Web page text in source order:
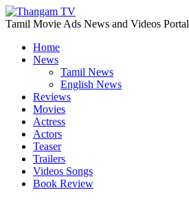
Tamil Movie Ads News and Videos Portal
Home
News
Tamil News
English News
Reviews
Movies
Actress
Actors
Teaser
Trailers
Videos Songs
Book Review